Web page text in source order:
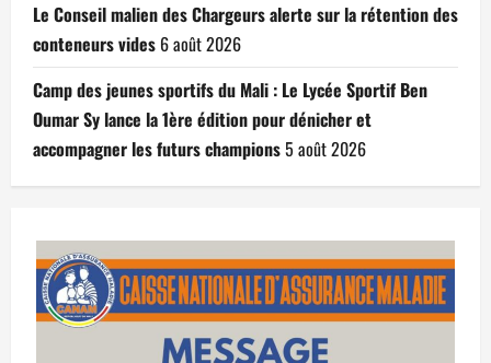
Le Conseil malien des Chargeurs alerte sur la rétention des
conteneurs vides 6 août 2026
Camp des jeunes sportifs du Mali : Le Lycée Sportif Ben
Oumar Sy lance la 1ère édition pour dénicher et
accompagner les futurs champions5 août 2026